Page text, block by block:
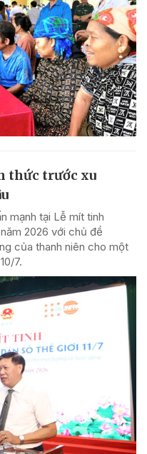
thức trước xu
mạnh tại Lễ mít tinh
2026 với chủ đề
của thanh niên cho một
7.